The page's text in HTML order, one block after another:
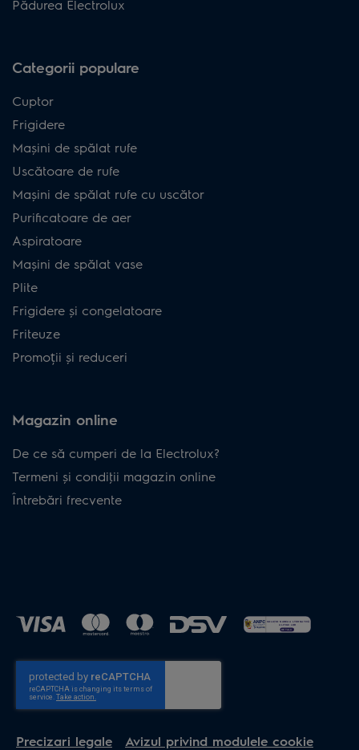
Pădurea Electrolux
Categorii populare
Cuptor
Frigidere
Mașini de spălat rufe
Uscătoare de rufe
Mașini de spălat rufe cu uscător
Purificatoare de aer
Aspiratoare
Mașini de spălat vase
Plite
Frigidere și congelatoare
Friteuze
Promoții și reduceri
Magazin online
De ce să cumperi de la Electrolux?
Termeni și condiţii magazin online
Întrebări frecvente
Precizari legale Avizul privind modulele cookie